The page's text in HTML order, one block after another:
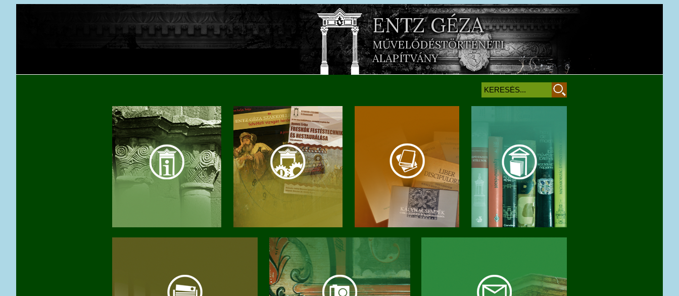
ENTZ GÉZA
MŰVELŐDÉSTÖRTÉNETI
ALAPÍTVÁNY
Keresés űrlap
Keresés